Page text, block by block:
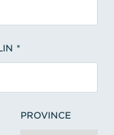
PROVINCE